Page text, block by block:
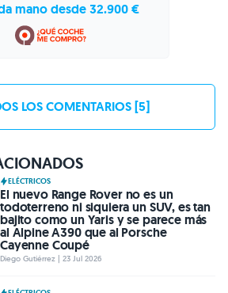
mano desde 32.900 €
LOS COMENTARIOS [5]
ELÉCTRICOS
El nuevo Range Rover no es un
todoterreno ni siquiera un SUV, es tan
bajito como un Yaris y se parece más
al Alpine A390 que al Porsche
Cayenne Coupé
Diego Gutiérrez | 23 Jul 2026